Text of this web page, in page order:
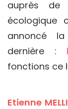
auprès
écologique
annoncé
dernière :
fonctions ce
Etienne